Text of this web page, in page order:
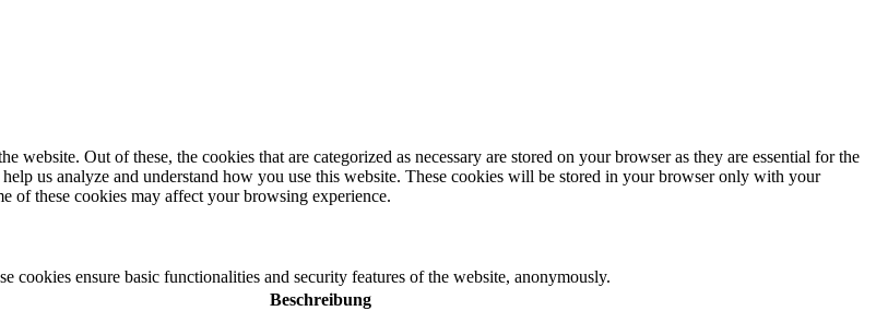
Out of these, the cookies that are categorized as necessary are stored on your browser as they are essential for the
us analyze and understand how you use this website. These cookies will be stored in your browser only with your
of these cookies may affect your browsing experience.
cookies ensure basic functionalities and security features of the website, anonymously.
Beschreibung